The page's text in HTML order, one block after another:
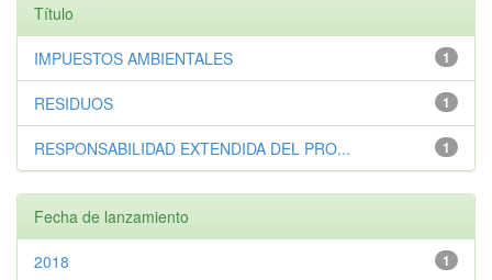
Título
1
IMPUESTOS AMBIENTALES
1
RESIDUOS
1
RESPONSABILIDAD EXTENDIDA DEL PRO...
Fecha de lanzamiento
1
2018